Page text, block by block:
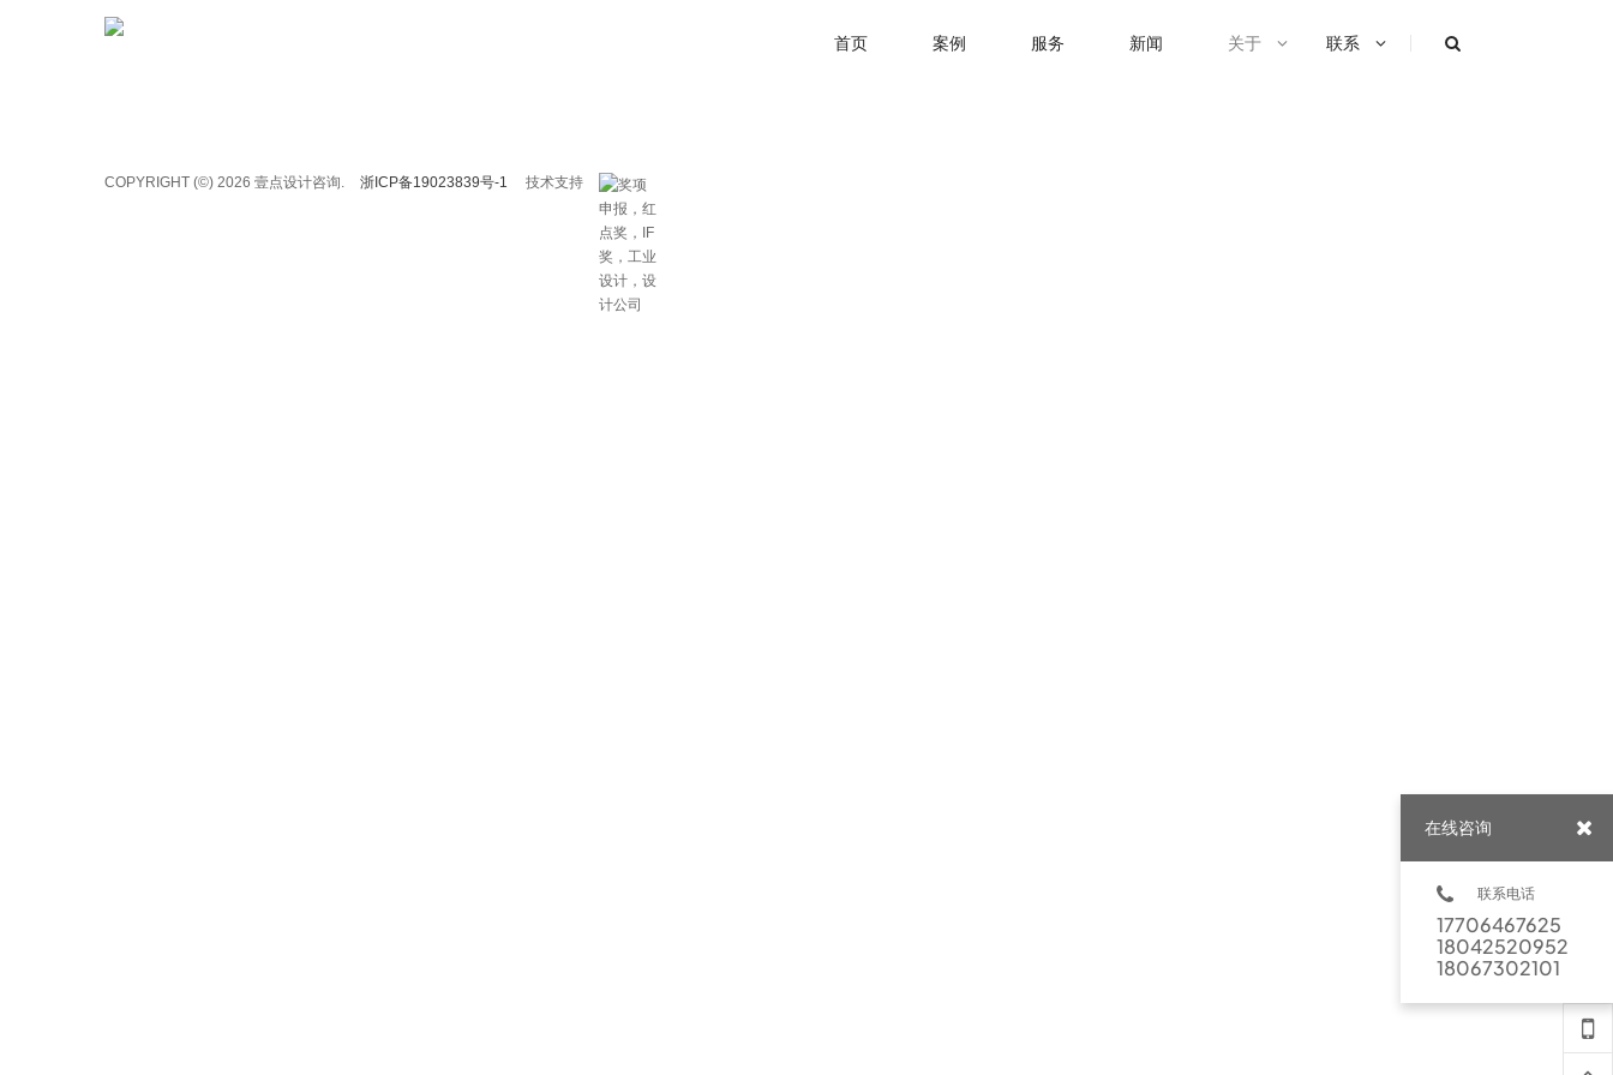
首页 案例 服务 新闻 关于 联系
COPYRIGHT (©) 2026 壹点设计咨询. 浙ICP备19023839号-1 技术支持
在线咨询
联系电话
17706467625
18042520952
18067302101